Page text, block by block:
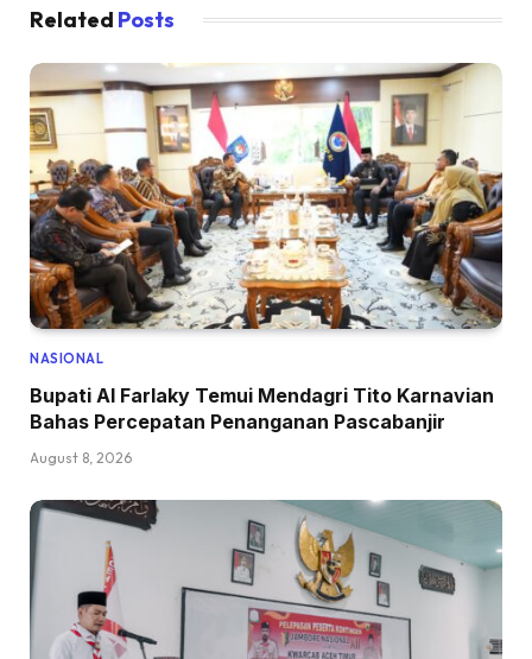
Related Posts
NASIONAL
Bupati Al Farlaky Temui Mendagri Tito Karnavian
Bahas Percepatan Penanganan Pascabanjir
August 8, 2026